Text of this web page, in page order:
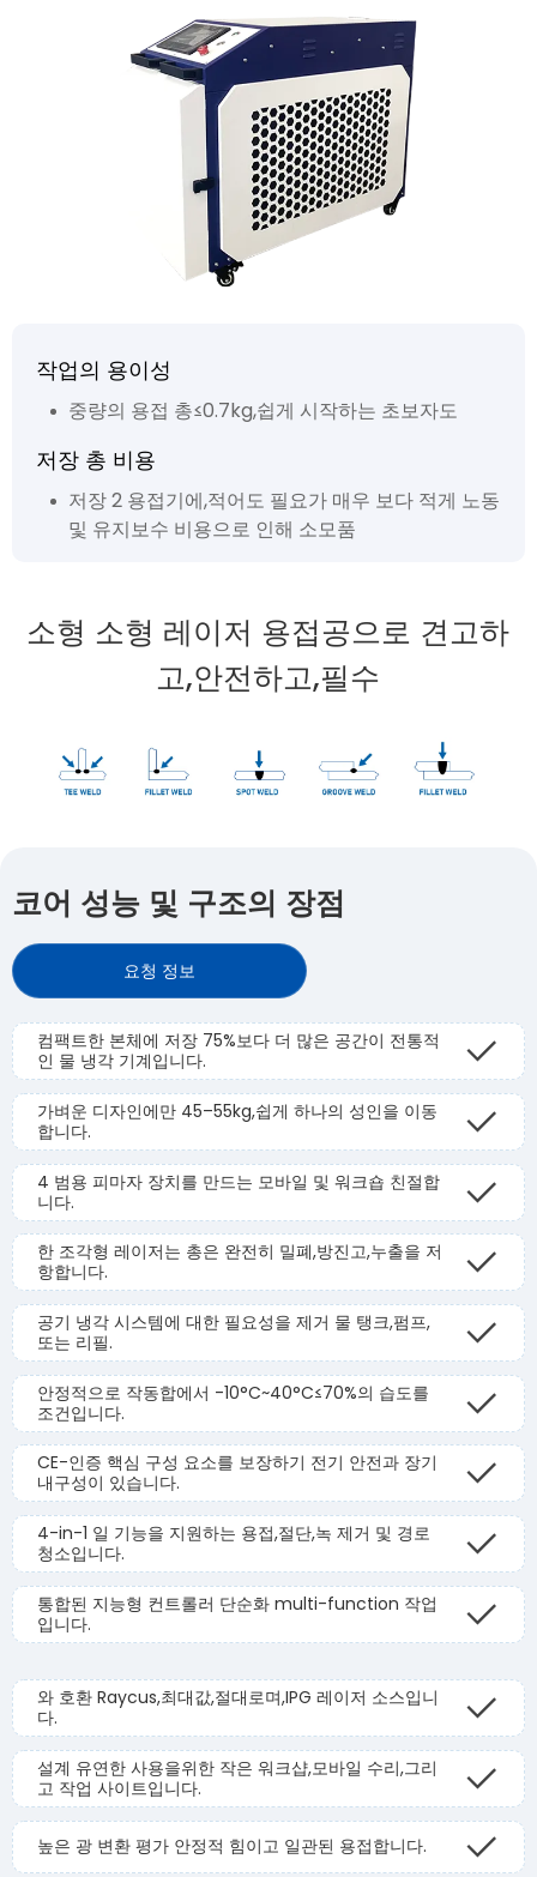
작업의 용이성
중량의 용접 총≤0.7kg,쉽게 시작하는 초보자도
저장 총 비용
저장 2 용접기에,적어도 필요가 매우 보다 적게 노동
및 유지보수 비용으로 인해 소모품
소형 소형 레이저 용접공으로 견고하
고,안전하고,필수
코어 성능 및 구조의 장점
요청 정보
컴팩트한 본체에 저장 75%보다 더 많은 공간이 전통적
인 물 냉각 기계입니다.
가벼운 디자인에만 45–55kg,쉽게 하나의 성인을 이동
합니다.
4 범용 피마자 장치를 만드는 모바일 및 워크숍 친절합
니다.
한 조각형 레이저는 총은 완전히 밀폐,방진고,누출을 저
항합니다.
공기 냉각 시스템에 대한 필요성을 제거 물 탱크,펌프,
또는 리필.
안정적으로 작동합에서 -10°C~40°C≤70%의 습도를
조건입니다.
CE-인증 핵심 구성 요소를 보장하기 전기 안전과 장기
내구성이 있습니다.
4-in-1 일 기능을 지원하는 용접,절단,녹 제거 및 경로
청소입니다.
통합된 지능형 컨트롤러 단순화 multi-function 작업
입니다.
와 호환 Raycus,최대값,절대로며,IPG 레이저 소스입니
다.
설계 유연한 사용을위한 작은 워크샵,모바일 수리,그리
고 작업 사이트입니다.
높은 광 변환 평가 안정적 힘이고 일관된 용접합니다.